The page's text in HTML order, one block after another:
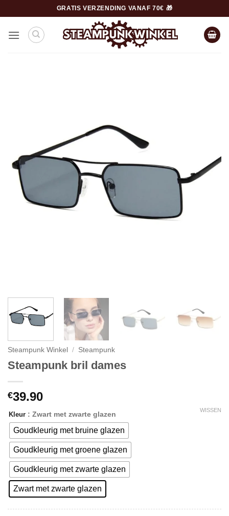
naar
inhoud
GRATIS VERZENDING VANAF 70€ 🎁
Steampunk Winkel / Steampunk
Steampunk bril dames
€39.90
Kleur : Zwart met zwarte glazen
Goudkleurig met bruine glazen
Goudkleurig met groene glazen
Goudkleurig met zwarte glazen
Zwart met zwarte glazen
WISSEN